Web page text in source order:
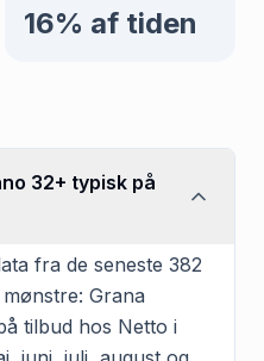
16% af tiden
32+ typisk på
fra de seneste 382
Grana
tilbud hos Netto i